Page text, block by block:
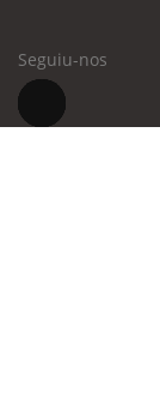
Seguiu-nos